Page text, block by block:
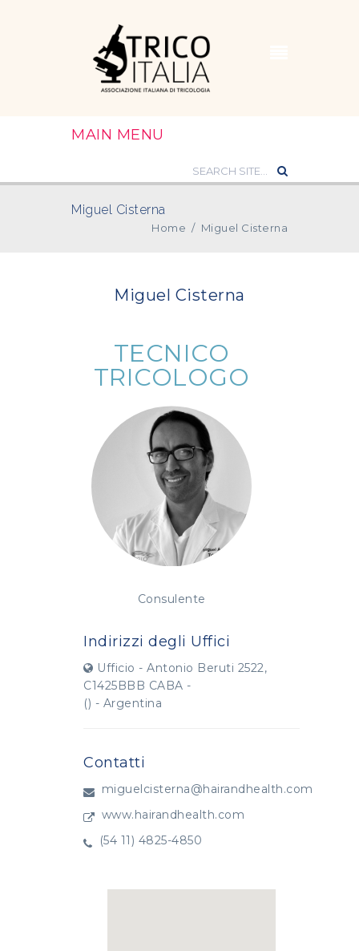
MAIN MENU
Miguel Cisterna
Home / Miguel Cisterna
Miguel Cisterna
TECNICO
TRICOLOGO
Consulente
Indirizzi degli Uffici
Ufficio - Antonio Beruti 2522,
C1425BBB CABA -
() - Argentina
Contatti
miguelcisterna@hairandhealth.com
www.hairandhealth.com
(54 11) 4825-4850